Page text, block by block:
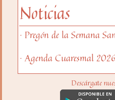
Noticias
· Pregón de la Semana
· Agenda Cuaresmal
Descárgate